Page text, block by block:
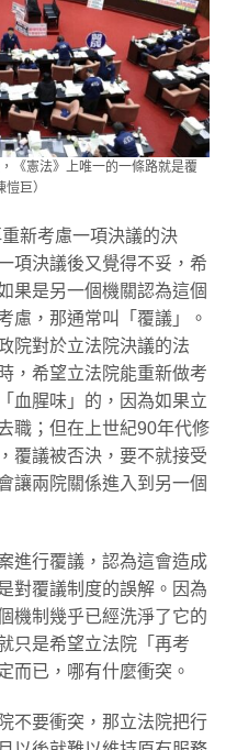
《憲法》上唯一的一條路就是覆
巨）
新考慮一項決議的決
項決議後又覺得不妥，希
果是另一個機關認為這個
慮，那通常叫「覆議」。
院對於立法院決議的法
，希望立法院能重新做考
血腥味」的，因為如果立
職；但在上世紀90年代修
覆議被否決，要不就接受
讓兩院關係進入到另一個
進行覆議，認為這會造成
對覆議制度的誤解。因為
機制幾乎已經洗淨了它的
只是希望立法院「再考
而已，哪有什麼衝突。
不要衝突，那立法院把行